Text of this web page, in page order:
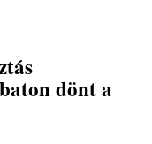
dönt a